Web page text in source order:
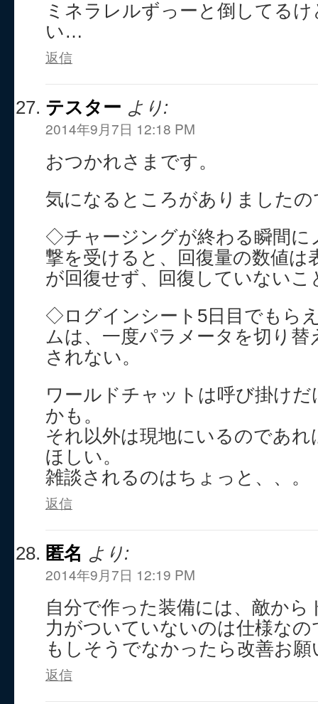
ミネラレルずっーと倒してる
い…
返信
テスター より:
2014年9月7日 12:18 PM
おつかれさまです。
気になるところがありました
◇チャージングが終わる瞬間に
撃を受けると、回復量の数値は
が回復せず、回復していない
◇ログインシート5日目でもら
ムは、一度パラメータを切り替
されない。
ワールドチャットは呼び掛け
かも。
それ以外は現地にいるのであ
ほしい。
雑談されるのはちょっと、、。
返信
匿名 より:
2014年9月7日 12:19 PM
自分で作った装備には、敵か
力がついていないのは仕様なの
もしそうでなかったら改善お
返信